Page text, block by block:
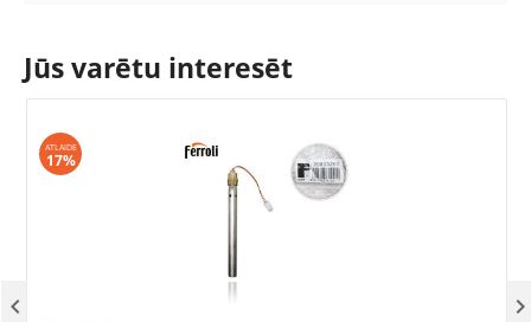
Jūs varētu interesēt
ATLAIDE
17%
